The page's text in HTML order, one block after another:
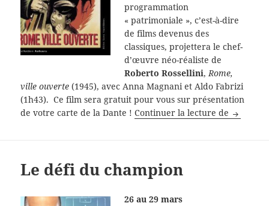
programmation
« patrimoniale », c’est-à-dire
de films devenus des
classiques, projettera le chef-
d’œuvre néo-réaliste de
Roberto Rossellini, Rome,
ville ouverte (1945), avec Anna Magnani et Aldo Fabrizi
(1h43). Ce film sera gratuit pour vous sur présentation
de votre carte de la Dante !Continuer la lecture de Rome,
Le défi du champion
26 au 29 mars